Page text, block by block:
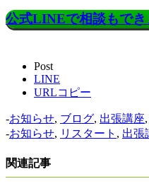
公式LINEで相談もでき
Post
LINE
URLコピー
-お知らせ, ブログ, 出張講座,
-お知らせ, リスタート , 出張
関連記事